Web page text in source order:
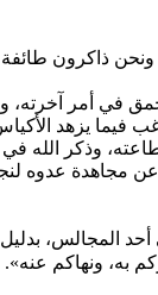
ذاكرون
في أمر
فيما يزهد
وذكر الله في
مجاهدة عدوه
أحد المجالس،
به، ونهاكم عنه».